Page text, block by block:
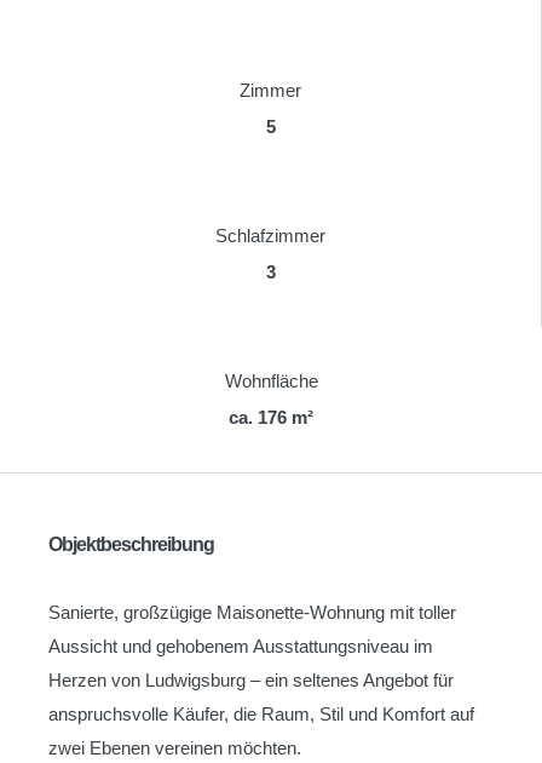
Zimmer
5
Schlafzimmer
3
Wohnfläche
ca. 176 m²
Objektbeschreibung
Sanierte, großzügige Maisonette-Wohnung mit toller
Aussicht und gehobenem Ausstattungsniveau im
Herzen von Ludwigsburg – ein seltenes Angebot für
anspruchsvolle Käufer, die Raum, Stil und Komfort auf
zwei Ebenen vereinen möchten.